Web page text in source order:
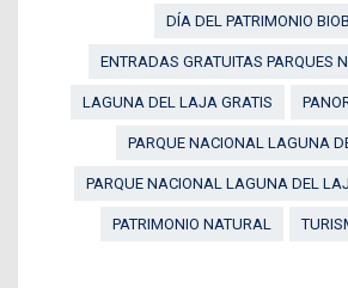
DÍA DEL PATRIMONIO
ENTRADAS GRATUITAS PARQUES
LAGUNA DEL LAJA GRATIS
PARQUE NACIONAL LAGUNA
PARQUE NACIONAL LAGUNA DEL
PATRIMONIO NATURAL